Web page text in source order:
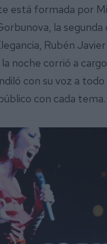
está formada por
la
Rubén
noche corrió a
con su voz a
con cada tema.